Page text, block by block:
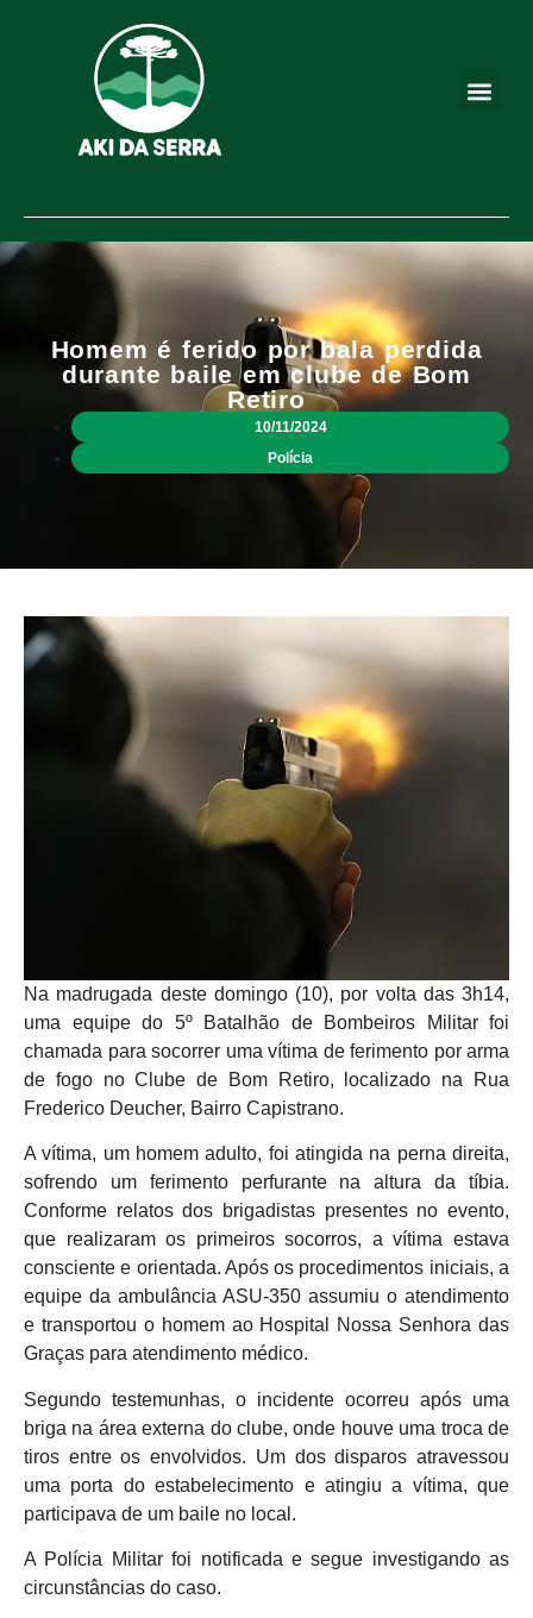
Homem é ferido por bala perdida
durante baile em clube de Bom
Retiro
10/11/2024
Polícia
Na madrugada deste domingo (10), por volta das 3h14,
uma equipe do 5º Batalhão de Bombeiros Militar foi
chamada para socorrer uma vítima de ferimento por arma
de fogo no Clube de Bom Retiro, localizado na Rua
Frederico Deucher, Bairro Capistrano.
A vítima, um homem adulto, foi atingida na perna direita,
sofrendo um ferimento perfurante na altura da tíbia.
Conforme relatos dos brigadistas presentes no evento,
que realizaram os primeiros socorros, a vítima estava
consciente e orientada. Após os procedimentos iniciais, a
equipe da ambulância ASU-350 assumiu o atendimento
e transportou o homem ao Hospital Nossa Senhora das
Graças para atendimento médico.
Segundo testemunhas, o incidente ocorreu após uma
briga na área externa do clube, onde houve uma troca de
tiros entre os envolvidos. Um dos disparos atravessou
uma porta do estabelecimento e atingiu a vítima, que
participava de um baile no local.
A Polícia Militar foi notificada e segue investigando as
circunstâncias do caso.